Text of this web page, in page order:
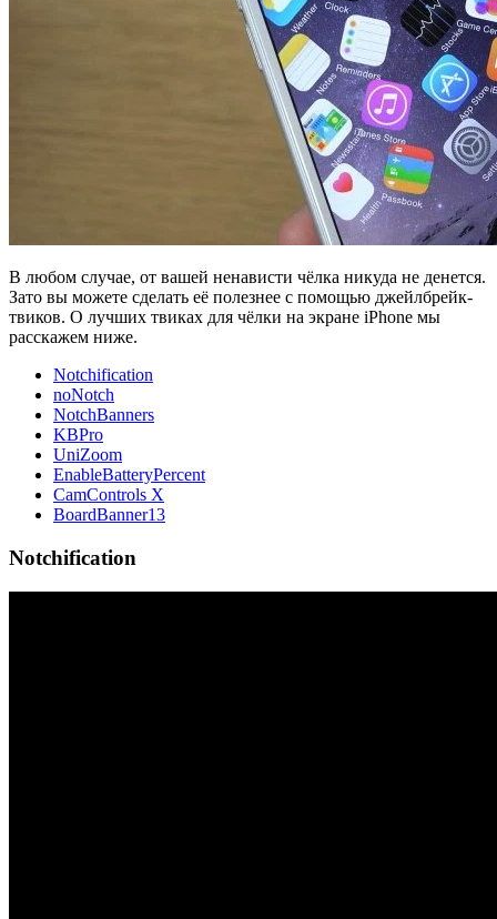
В любом случае, от вашей ненависти чёлка никуда не денется.
Зато вы можете сделать её полезнее с помощью джейлбрейк-
твиков. О лучших твиках для чёлки на экране iPhone мы
расскажем ниже.
Notchification
noNotch
NotchBanners
KBPro
UniZoom
EnableBatteryPercent
CamControls X
BoardBanner13
Notchification